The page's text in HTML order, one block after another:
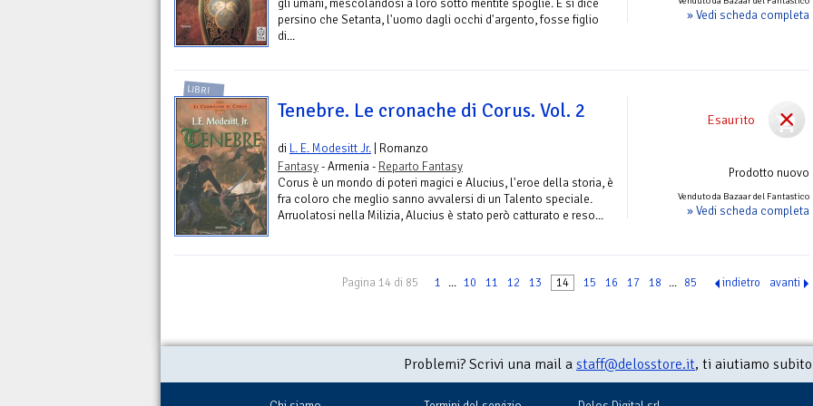
» Vedi scheda completa
persino che Setanta, l'uomo dagli occhi d'argento, fosse figlio
di...
Esaurito
Prodotto nuovo
Venduto da Bazaar del Fantastico
» Vedi scheda completa
LIBRI
Tenebre. Le cronache di Corus. Vol. 2
di L. E. Modesitt Jr. | Romanzo
Fantasy- Armenia - Reparto Fantasy
Corus è un mondo di poteri magici e Alucius, l'eroe della storia, è
fra coloro che meglio sanno avvalersi di un Talento speciale.
Arruolatosi nella Milizia, Alucius è stato però catturato e reso...
Pagina 14 di 85 1 ... 10 11 12 13 14 15 16 17 18 ... 85 indietro avanti
Problemi? Scrivi una mail a staff@delosstore.it, ti aiutiamo